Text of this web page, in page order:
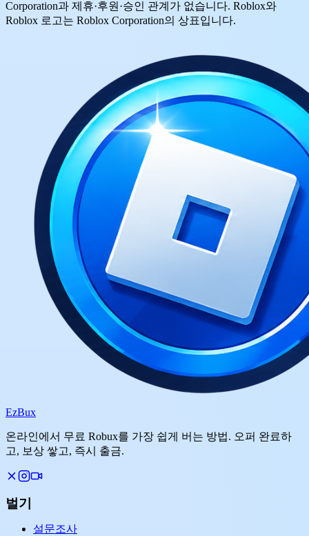
Corporation과 제휴·후원·승인 관계가 없습니다. Roblox와
Roblox 로고는 Roblox Corporation의 상표입니다.
EzBux
온라인에서 무료 Robux를 가장 쉽게 버는 방법. 오퍼 완료하
고, 보상 쌓고, 즉시 출금.
벌기
설문조사